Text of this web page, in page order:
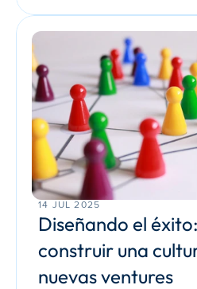
14 JUL 2025
Diseñando el
construir una
nuevas ventures